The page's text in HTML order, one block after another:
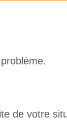
de votre